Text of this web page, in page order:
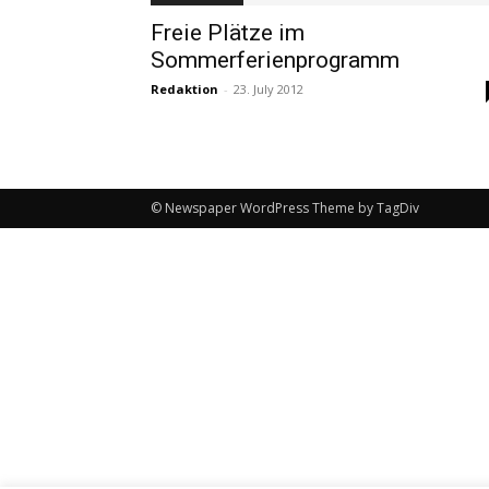
Freie Plätze im
Sommerferienprogramm
Redaktion - 23. July 2012
© Newspaper WordPress Theme by TagDiv